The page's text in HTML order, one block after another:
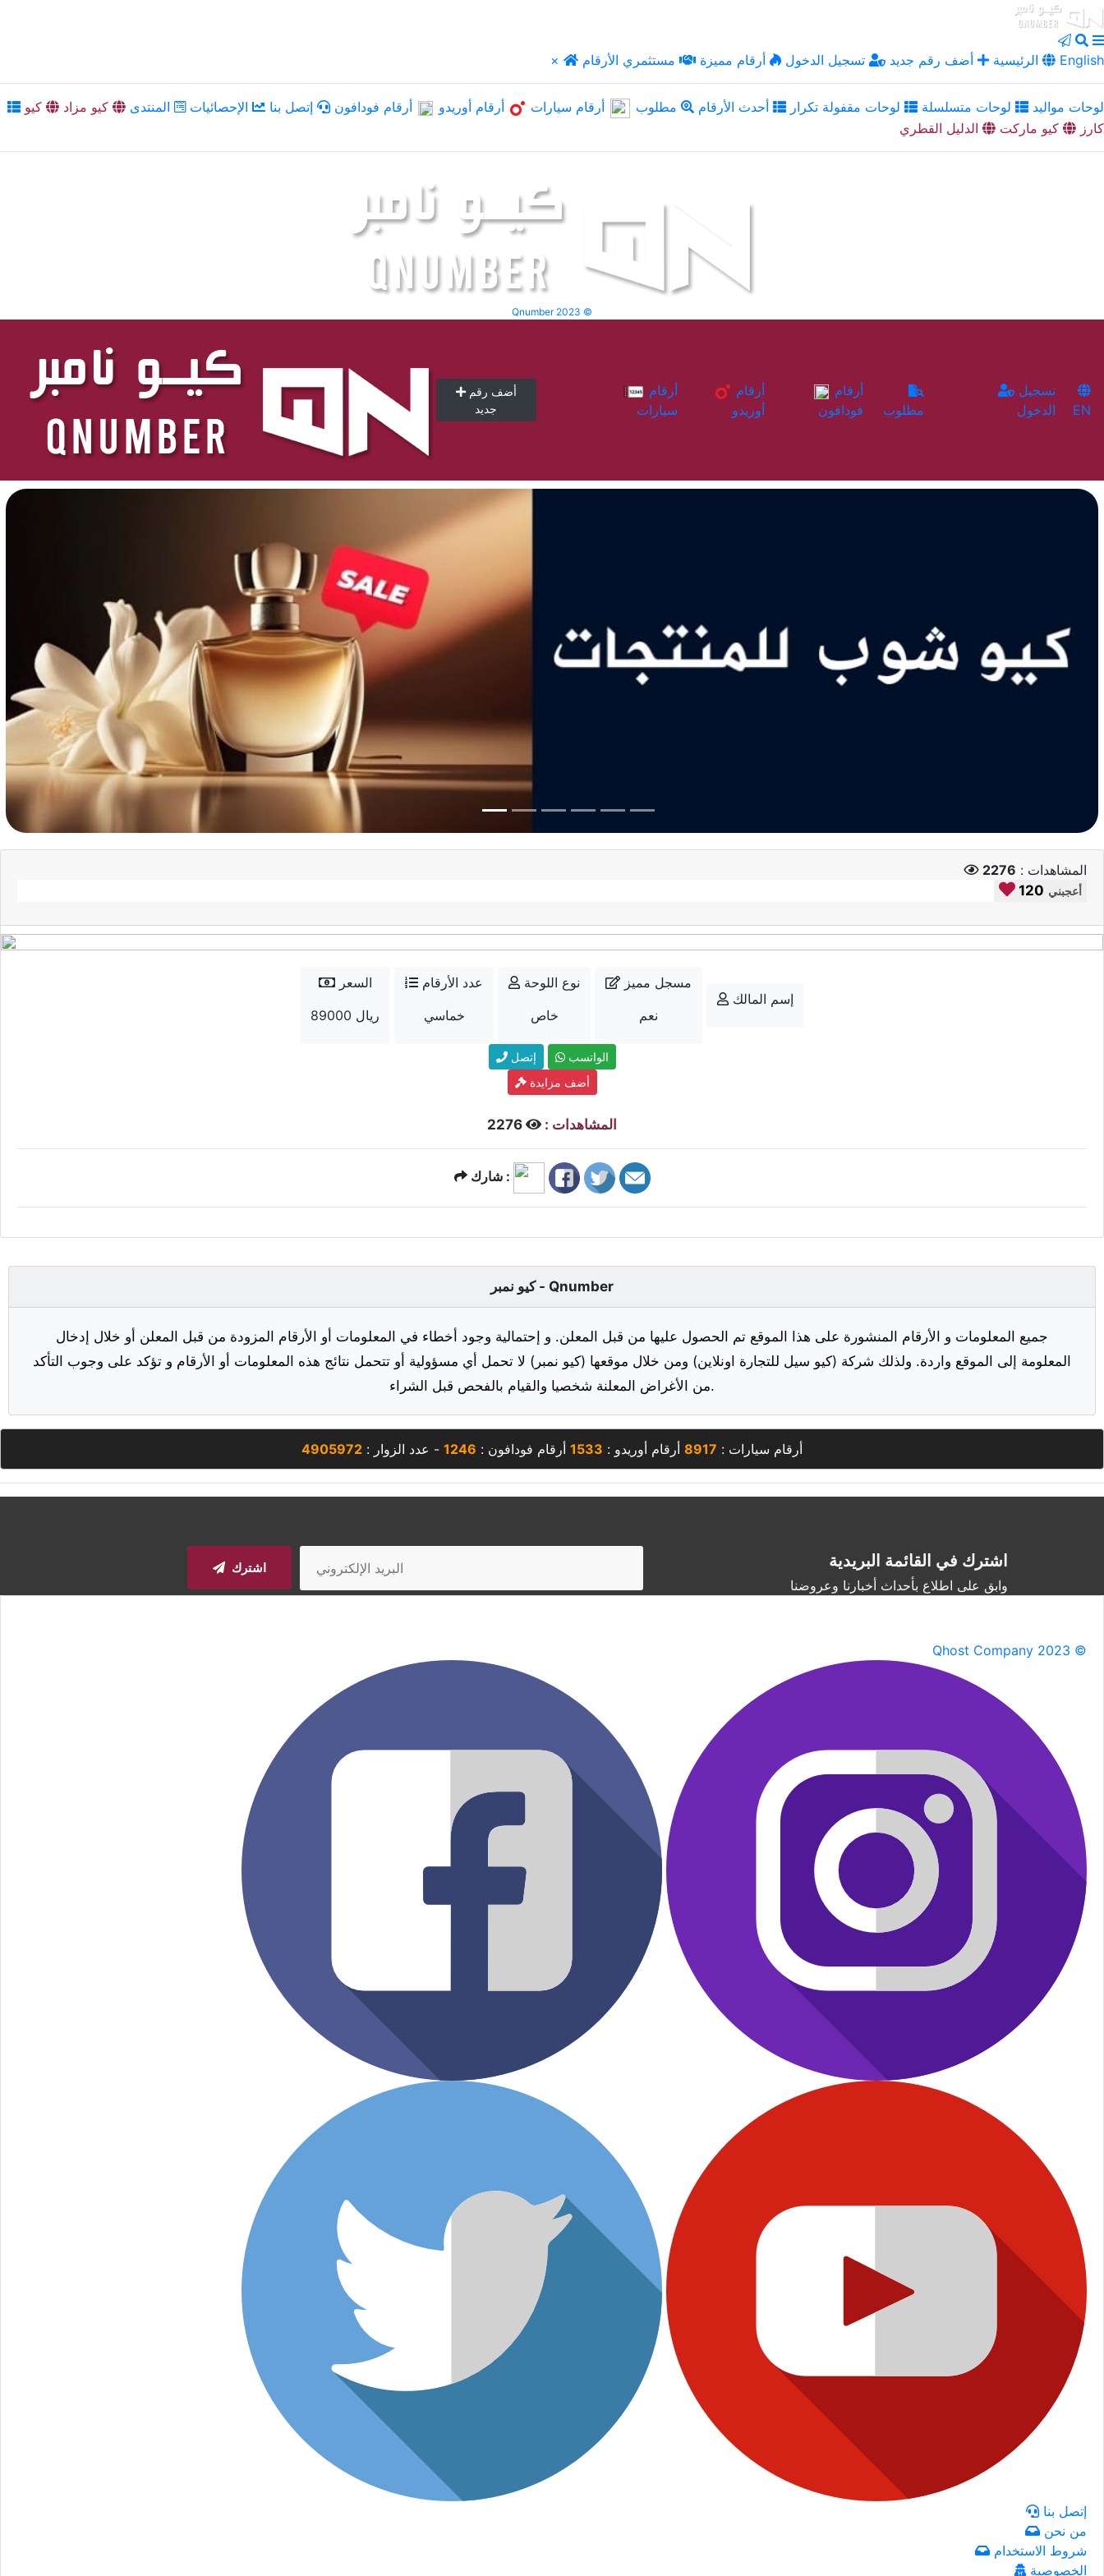
× الرئيسية أضف رقم جديد تسجيل الدخول أرقام مميزة مستثمري الأرقام English
لوحات مواليد لوحات متسلسلة لوحات مقفولة تكرار أحدث الأرقام مطلوب أرقام سيارات أرقام أوريدو أرقام فودافون إتصل بنا الإحصائيات المنتدى كيو مزاد
كيو
كارز
كيو ماركت الدليل القطري
Qnumber 2023 ©
أضف رقم
جديد
سيارات
أوريدو
فودافون
مطلوب
الدخول
EN
المشاهدات : 2276
120 أعجبني
السعر
89000 ريال
عدد الأرقام
خماسي
نوع اللوحة
خاص
مسجل مميز
نعم
إسم المالك
إتصل
الواتسب
أضف مزايدة
المشاهدات :
شارك :
كيو نمبر - Qnumber
جميع المعلومات و الأرقام المنشورة على هذا الموقع تم الحصول عليها من قبل المعلن. و إحتمالية وجود أخطاء في المعلومات أو الأرقام المزودة من قبل المعلن أو خلال إدخال
المعلومة إلى الموقع واردة. ولذلك شركة (كيو سيل للتجارة اونلاين) ومن خلال موقعها (كيو نمبر) لا تحمل أي مسؤولية أو تتحمل نتائج هذه المعلومات أو الأرقام و تؤكد على وجوب التأكد
من الأغراض المعلنة شخصيا والقيام بالفحص قبل الشراء.
أرقام سيارات : 8917 أرقام أوريدو : 1533 أرقام فودافون : 1246 - عدد الزوار : 4905972
اشترك في القائمة البريدية
وابق على اطلاع بأحداث أخبارنا وعروضنا
اشترك
Qhost Company 2023 ©
إتصل بنا
من نحن
شروط الاستخدام
الخصوصية